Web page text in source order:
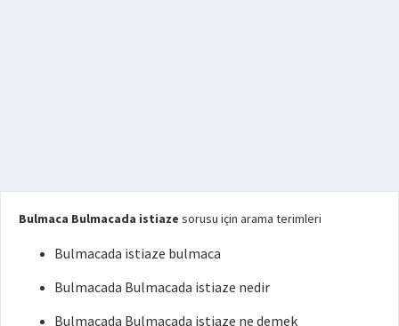
Bulmaca Bulmacada istiaze sorusu için arama terimleri
Bulmacada istiaze bulmaca
Bulmacada Bulmacada istiaze nedir
Bulmacada Bulmacada istiaze ne demek